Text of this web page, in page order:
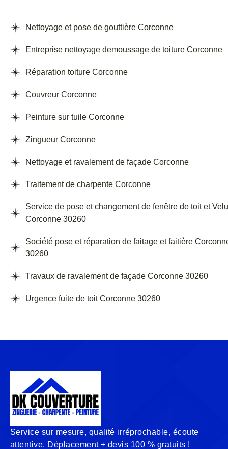
Nettoyage et pose de gouttière Corconne
Entreprise nettoyage demoussage de toiture Corconne
Réparation toiture Corconne
Couvreur Corconne
Peinture sur tuile Corconne
Zingueur Corconne
Nettoyage et ravalement de façade Corconne
Traitement de charpente Corconne
Service de pose et changement de fenêtre de toit et
Corconne 30260
Société pose et réparation de faitage et faitière
30260
Travaux de ravalement de façade Corconne 30260
Urgence fuite de toit Corconne 30260
Service sur mesure, qualité irréprochable, écoute
attentive. Déplacement + devis 100 % gratuits !